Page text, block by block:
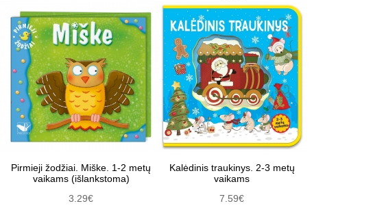
Pirmieji žodžiai. Miške. 1-2 metų
vaikams (išlankstoma)
3.29€
Kalėdinis traukinys. 2-3 metų
vaikams
7.59€